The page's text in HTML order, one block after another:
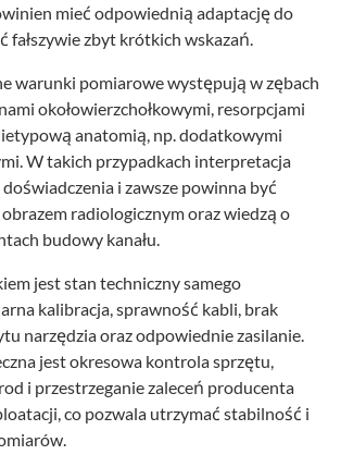
mieć odpowiednią adaptację do
fałszywie zbyt krótkich wskazań.
warunki pomiarowe występują w zębach
okołowierzchołkowymi, resorpcjami
anatomią, np. dodatkowymi
W takich przypadkach interpretacja
i zawsze powinna być
radiologicznym oraz wiedzą o
budowy kanału.
jest stan techniczny samego
kalibracja, sprawność kabli, brak
narzędzia oraz odpowiednie zasilanie.
jest okresowa kontrola sprzętu,
i przestrzeganie zaleceń producenta
co pozwala utrzymać stabilność i